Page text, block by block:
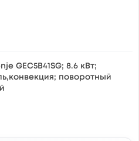
GEC5B41SG; 8.6 кВт;
поворотный